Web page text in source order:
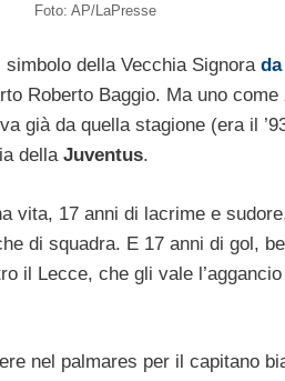
Foto: AP/LaPresse
simbolo della Vecchia Signora
Roberto Baggio. Ma uno come
già da quella stagione (era il
della Juventus.
vita, 17 anni di lacrime e
di squadra. E 17 anni di gol,
il Lecce, che gli vale
nel palmares per il capitano